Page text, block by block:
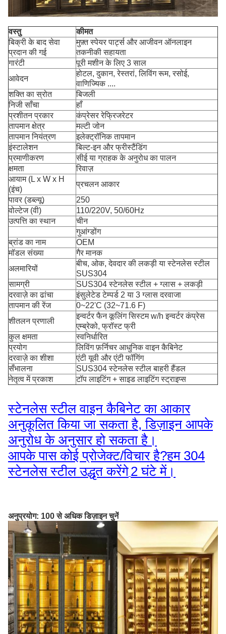
वस्तु
कीमत
बिक्री के बाद सेवा
प्रदान की गई
मुफ़्त स्पेयर पार्ट्स और आजीवन ऑनलाइन
तकनीकी सहायता
गारंटी
पूरी मशीन के लिए 3 साल
आवेदन
होटल, दुकान, रेस्तरां, लिविंग रूम, रसोई,
वाणिज्यिक ....
शक्ति का स्रोत
बिजली
निजी साँचा
हाँ
प्रशीतन प्रकार
कंप्रेसर रेफ्रिजरेटर
तापमान क्षेत्र
मल्टी जोन
तापमान नियंत्रण
इलेक्ट्रॉनिक तापमान
इंस्टालेशन
बिल्ट-इन और फ्रीस्टैंडिंग
प्रमाणीकरण
सीई या ग्राहक के अनुरोध का पालन
क्षमता
रिवाज़
आयाम (L x W x H
(इंच)
प्रचलन आकार
पावर (डब्ल्यू)
250
वोल्टेज (वी)
110/220V, 50/60Hz
उत्पत्ति का स्थान
चीन
गुआंग्डोंग
ब्रांड का नाम
OEM
मॉडल संख्या
गैर मानक
अलमारियों
बीच, ओक, देवदार की लकड़ी या स्टेनलेस स्टील
SUS304
सामग्री
SUS304 स्टेनलेस स्टील + ग्लास + लकड़ी
दरवाज़े का ढांचा
इंसुलेटेड टेम्पर्ड 2 या 3 ग्लास दरवाजा
तापमान की रेंज
0~22'C (32~71.6 F)
शीतलन प्रणाली
इन्वर्टर फैन कूलिंग सिस्टम w/h इन्वर्टर कंप्रेस
एम्ब्रेको, फ्रॉस्ट फ्री
कुल क्षमता
स्वनिर्धारित
प्रयोग
लिविंग फ़र्निचर आधुनिक वाइन कैबिनेट
दरवाज़े का शीशा
एंटी यूवी और एंटी फॉगिंग
सँभालना
SUS304 स्टेनलेस स्टील बाहरी हैंडल
नेतृत्व में प्रकाश
टॉप लाइटिंग + साइड लाइटिंग स्ट्राइप्स
स्टेनलेस स्टील वाइन कैबिनेट का आकार
अनुकूलित किया जा सकता है, डिज़ाइन आपके
अनुरोध के अनुसार हो सकता है।
आपके पास कोई प्रोजेक्ट/विचार है?हम 304
स्टेनलेस स्टील उद्धृत करेंगे2 घंटे में।
अनुप्रयोग: 100 से अधिक डिज़ाइन चुनें